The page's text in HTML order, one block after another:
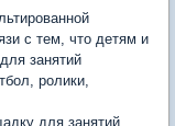
с тем, что детям и
занятий
ролики,
для занятий